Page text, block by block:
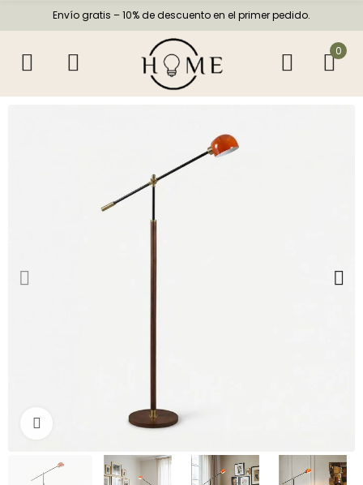
Envío gratis – 10% de descuento en el primer pedido.
0
Haga clic para ampliar